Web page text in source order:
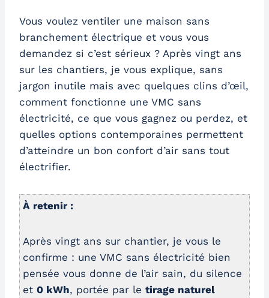
Vous voulez ventiler une maison sans
branchement électrique et vous vous
demandez si c’est sérieux ? Après vingt ans
sur les chantiers, je vous explique, sans
jargon inutile mais avec quelques clins d’œil,
comment fonctionne une VMC sans
électricité, ce que vous gagnez ou perdez, et
quelles options contemporaines permettent
d’atteindre un bon confort d’air sans tout
électrifier.
À retenir :
Après vingt ans sur chantier, je vous le
confirme : une VMC sans électricité bien
pensée vous donne de l’air sain, du silence
et 0 kWh, portée par le tirage naturel